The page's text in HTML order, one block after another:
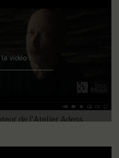
la vidéo
de l'Atelier Adess